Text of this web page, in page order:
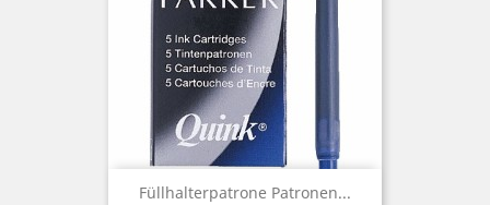
Füllhalterpatrone Patronen...